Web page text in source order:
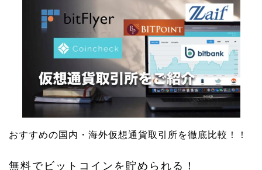
おすすめの国内・海外仮想通貨取引所を徹底比較！！
無料でビットコインを貯められる！